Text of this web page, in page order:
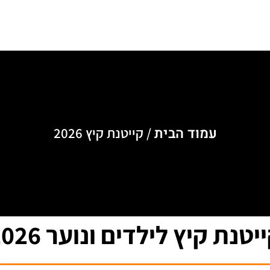
עמוד הבית/ קייטנת קיץ 2026
קיץ לילדים ונוער 2026